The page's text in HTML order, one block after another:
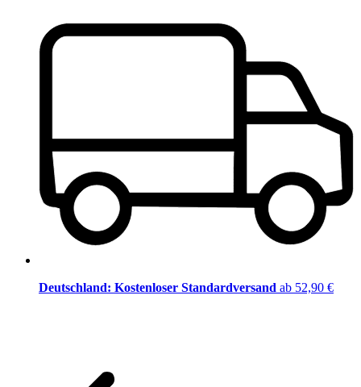
Deutschland: Kostenloser Standardversand ab 52,90 €